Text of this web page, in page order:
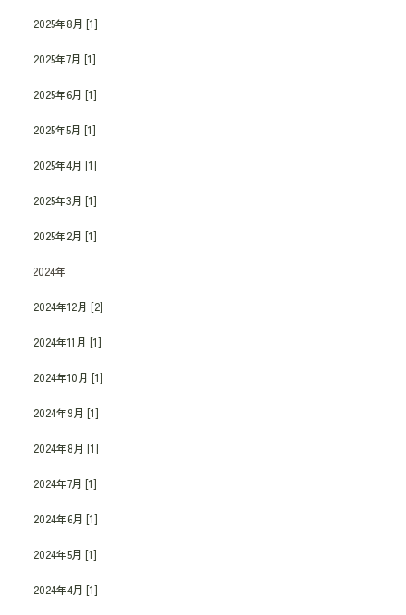
2025年8月 [1]
2025年7月 [1]
2025年6月 [1]
2025年5月 [1]
2025年4月 [1]
2025年3月 [1]
2025年2月 [1]
2024年
2024年12月 [2]
2024年11月 [1]
2024年10月 [1]
2024年9月 [1]
2024年8月 [1]
2024年7月 [1]
2024年6月 [1]
2024年5月 [1]
2024年4月 [1]